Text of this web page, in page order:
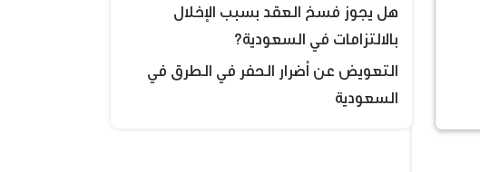
هل يجوز فسخ العقد بسبب الإخلال
بالالتزامات في السعودية؟
التعويض عن أضرار الحفر في الطرق في
السعودية